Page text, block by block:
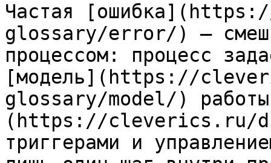
Частая
glossary/error/) —
процессом: процесс
[модель](https://
glossary/model/)
(https://cleverics.ru/
триггерами и